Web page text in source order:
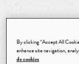
By clicking “Accept All
enhance site navigation,
de cookies